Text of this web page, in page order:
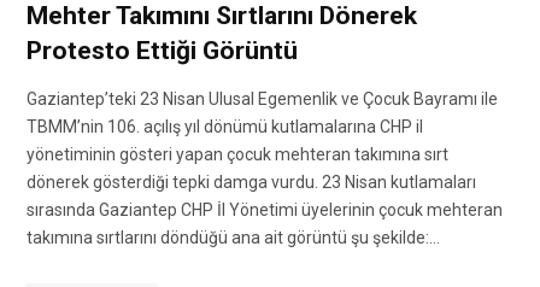
Mehter Takımını Sırtlarını Dönerek
Protesto Ettiği Görüntü
Gaziantep’teki 23 Nisan Ulusal Egemenlik ve Çocuk Bayramı ile
TBMM’nin 106. açılış yıl dönümü kutlamalarına CHP il
yönetiminin gösteri yapan çocuk mehteran takımına sırt
dönerek gösterdiği tepki damga vurdu. 23 Nisan kutlamaları
sırasında Gaziantep CHP İl Yönetimi üyelerinin çocuk mehteran
takımına sırtlarını döndüğü ana ait görüntü şu şekilde:…